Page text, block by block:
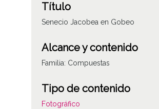
Título
Senecio Jacobea en Gobeo
Alcance y contenido
Familia: Compuestas
Tipo de contenido
Fotográfico